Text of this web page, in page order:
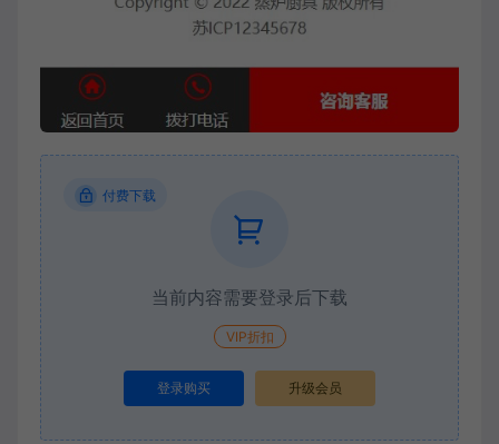
付费下载
当前内容需要登录后下载
VIP折扣
登录购买 升级会员